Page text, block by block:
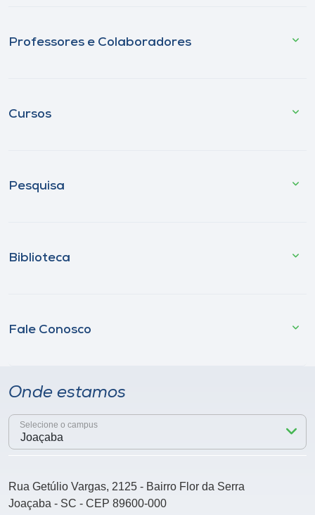
Professores e Colaboradores
Cursos
Pesquisa
Biblioteca
Fale Conosco
Onde estamos
Selecione o campus
Rua Getúlio Vargas, 2125 - Bairro Flor da Serra
Joaçaba - SC - CEP 89600-000